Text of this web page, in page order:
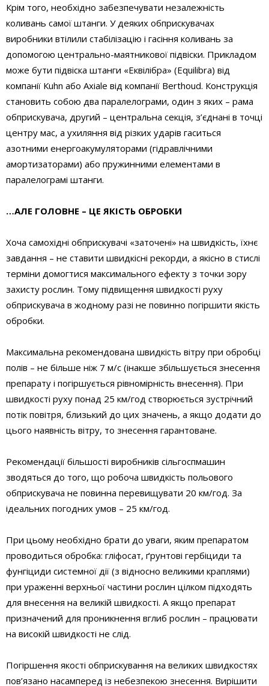
Крім того, необхідно забезпечувати незалежність
коливань самої штанги. У деяких обприскувачах
виробники втілили стабілізацію і гасіння коливань за
допомогою центрально-маятникової підвіски. Прикладом
може бути підвіска штанги «Еквілібра» (Equilibra) від
компанії Кuhn або Axiale від компанії Berthoud. Конструкція
становить собою два паралелограми, один з яких – рама
обприскувача, другий – центральна секція, з’єднані в точці
центру мас, а ухиляння від різких ударів гаситься
азотними енергоакумуляторами (гідравлічними
амортизаторами) або пружинними елементами в
паралелограмі штанги.
…АЛЕ ГОЛОВНЕ – ЦЕ ЯКІСТЬ ОБРОБКИ
Хоча самохідні обприскувачі «заточені» на швидкість, їхнє
завдання – не ставити швидкісні рекорди, а якісно в стислі
терміни домогтися максимального ефекту з точки зору
захисту рослин. Тому підвищення швидкості руху
обприскувача в жодному разі не повинно погіршити якість
обробки.
Максимальна рекомендована швидкість вітру при обробці
полів – не більше ніж 7 м/с (інакше збільшується знесення
препарату і погіршується рівномірність внесення). При
швидкості руху понад 25 км/год створюється зустрічний
потік повітря, близький до цих значень, а якщо додати до
цього наявність вітру, то знесення гарантоване.
Рекомендації більшості виробників сільгоспмашин
зводяться до того, що робоча швидкість польового
обприскувача не повинна перевищувати 20 км/год. За
ідеальних погодних умов – 25 км/год.
При цьому необхідно брати до уваги, яким препаратом
проводиться обробка: гліфосат, ґрунтові гербіциди та
фунгіциди системної дії (з відносно великими краплями)
при ураженні верхньої частини рослин цілком підходять
для внесення на великій швидкості. А якщо препарат
призначений для проникнення вглиб рослин – працювати
на високій швидкості не слід.
Погіршення якості обприскування на великих швидкостях
пов’язано насамперед із небезпекою знесення. Вирішити